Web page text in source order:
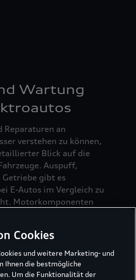
Wartung
Reparaturen an
verstehen zu können,
Blick auf die
Auspuff,
Getriebe gibt es
E-Autos im Vergleich zu
Motorkomponenten
Wartungsaufwand und
Kosten.
Cookies
und weitere Marketing- und
Ihnen die bestmögliche
Um die Funktionalität der